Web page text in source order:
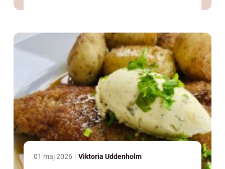
01 maj 2026 Viktoria Uddenholm